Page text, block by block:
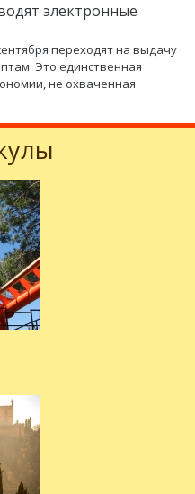
электронные
переходят на выдачу
Это единственная
не охваченная